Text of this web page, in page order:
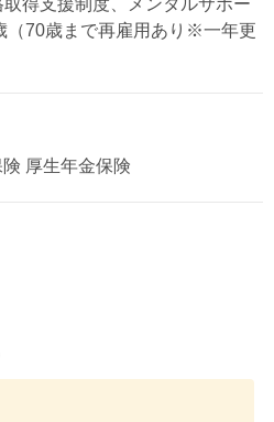
70歳まで再雇用あり※一年更
厚生年金保険